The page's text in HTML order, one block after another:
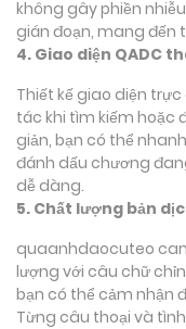
không gây phiền
gián đoạn, mang đến
4. Giao diện QADC
Thiết kế giao diện
tác khi tìm kiếm hoặc
giản, bạn có thể
đánh dấu chương
dễ dàng.
5. Chất lượng bản
quaanhdaocuteo
lượng với câu chữ
bạn có thể cảm nhận
Từng câu thoại và